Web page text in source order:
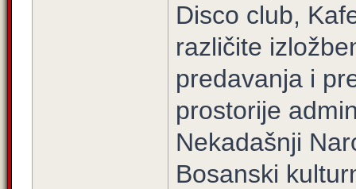
Disco club,
različite
predavanja i
prostorije
Nekadašnji
Bosanski